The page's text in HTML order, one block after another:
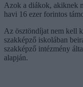
Azok a diákok, akiknek
havi 16 ezer forintos
Az ösztöndíjat nem kell
szakképző iskolában
szakképző intézmény
alapján.